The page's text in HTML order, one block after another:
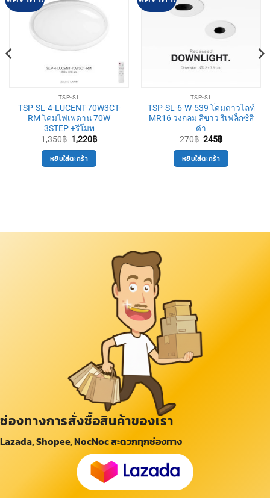
TSP-SL
TSP-SL-4-LUCENT-70W3CT-
RM โคมไฟเพดาน 70W
3STEP +รีโมท
1,350฿ Original
price
was:
1,350฿.
1,220฿Current
หยิบใส่ตะกร้า
TSP-SL
TSP-SL-6-W-539 โคมดาวไลท์
MR16 วงกลม สีขาว รีเฟล็กซ์สี
ดำ
270฿ Original
was:
270฿.
245฿Current
is:
245฿.
หยิบใส่ตะกร้า
ช่องทางการสั่งซื้อสินค้าของเรา
Lazada, Shopee, NocNoc สะดวกทุกช่องทาง